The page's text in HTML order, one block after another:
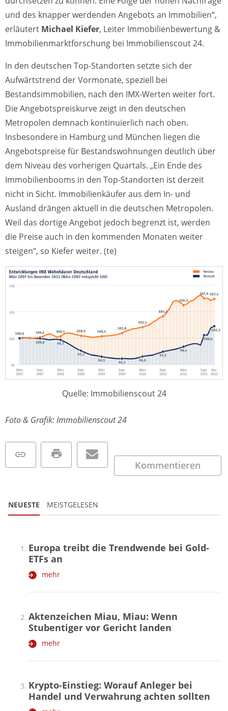
und des knapper werdenden Angebots an Immobilien“,
erläutert Michael Kiefer, Leiter Immobilienbewertung &
Immobilienmarktforschung bei Immobilienscout 24.
In den deutschen Top-Standorten setzte sich der
Aufwärtstrend der Vormonate, speziell bei
Bestandsimmobilien, nach den IMX-Werten weiter fort.
Die Angebotspreiskurve zeigt in den deutschen
Metropolen demnach kontinuierlich nach oben.
Insbesondere in Hamburg und München liegen die
Angebotspreise für Bestandswohnungen deutlich über
dem Niveau des vorherigen Quartals. „Ein Ende des
Immobilienbooms in den Top-Standorten ist derzeit
nicht in Sicht. Immobilienkäufer aus dem In- und
Ausland drängen aktuell in die deutschen Metropolen.
Weil das dortige Angebot jedoch begrenzt ist, werden
die Preise auch in den kommenden Monaten weiter
steigen“, so Kiefer weiter. (te)
Quelle: Immobilienscout 24
Foto & Grafik: Immobilienscout 24
Kommentieren
NEUESTE MEISTGELESEN
Europa treibt die Trendwende bei Gold-
ETFs an
mehr
Aktenzeichen Miau, Miau: Wenn
Stubentiger vor Gericht landen
mehr
Krypto-Einstieg: Worauf Anleger bei
Handel und Verwahrung achten sollten